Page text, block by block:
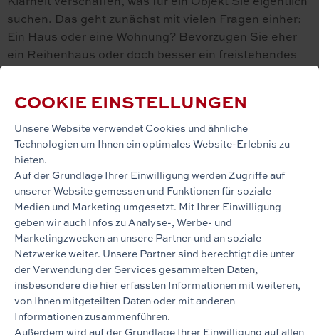
suchen. Das geht zunächst mit vielen Fragen einher:
Ein Haus oder eine Wohnung? Bevorzugen Sie eher
ein Reihenhaus oder doch besser ein freistehendes
Parteien sollte das Haus maximal haben? Und gibt es
einen Stadtteil, den Sie favorisieren? In welchem
Zustand sollte das Objekt sein und wo können
Kompromisse eingegangen werden? Wie ist der
finanzielle Rahmen gestellt? Mit unserer Hilfe
erstellen wir gemeinsam ein persönliches
Anforderungsprofil.
HILFE BEI DER
FINANZIERUNGSVERMITTLUNG
Wichtig ist, dass Sie beim Kauf einer Immobilie auch
die Nebenkosten und etwaige Anschaffungs- und
COOKIE EINSTELLUNGEN
Unsere Website verwendet Cookies und ähnliche
Technologien um Ihnen ein optimales Website-Erlebnis zu
bieten.
Auf der Grundlage Ihrer Einwilligung werden Zugriffe auf
unserer Website gemessen und Funktionen für soziale
Medien und Marketing umgesetzt. Mit Ihrer Einwilligung
geben wir auch Infos zu Analyse-, Werbe- und
Marketingzwecken an unsere Partner und an soziale
Netzwerke weiter. Unsere Partner sind berechtigt die unter
der Verwendung der Services gesammelten Daten,
insbesondere die hier erfassten Informationen mit weiteren,
von Ihnen mitgeteilten Daten oder mit anderen
Informationen zusammenführen.
Außerdem wird auf der Grundlage Ihrer Einwilligung auf allen